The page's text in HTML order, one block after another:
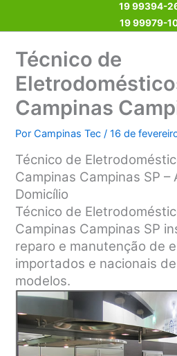
19 99394-
19 99979-
Técnico de
Campinas
PorCampinas Tec/16 de
Técnico de
Campinas Campinas SP –
Domicílio
Técnico de
Campinas Campinas SP
reparo e manutenção de
importados e nacionais
modelos.